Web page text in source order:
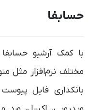
حسابفا
با کمک آرشیو
مختلف نرم‌افزار مثل
بانکداری فایل